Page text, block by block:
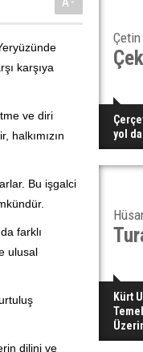
karşıya
ve diri
halkımızın
Bu işgalci
farklı
ulusal
dilini ve
Çetin
yol
Kürt